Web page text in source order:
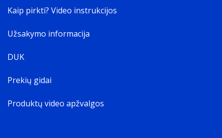
Kaip pirkti? Video instrukcijos
Užsakymo informacija
DUK
Prekių gidai
Produktų video apžvalgos